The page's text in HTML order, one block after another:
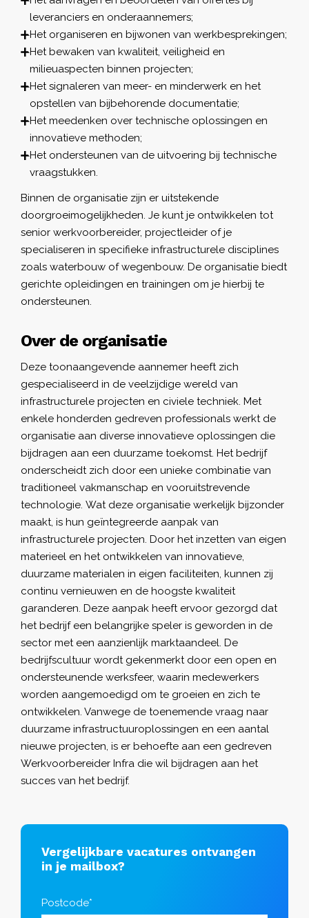
leveranciers en onderaannemers;
Het organiseren en bijwonen van werkbesprekingen;
Het bewaken van kwaliteit, veiligheid en
milieuaspecten binnen projecten;
Het signaleren van meer- en minderwerk en het
opstellen van bijbehorende documentatie;
Het meedenken over technische oplossingen en
innovatieve methoden;
Het ondersteunen van de uitvoering bij technische
vraagstukken.
Binnen de organisatie zijn er uitstekende
doorgroeimogelijkheden. Je kunt je ontwikkelen tot
senior werkvoorbereider, projectleider of je
specialiseren in specifieke infrastructurele disciplines
zoals waterbouw of wegenbouw. De organisatie biedt
gerichte opleidingen en trainingen om je hierbij te
ondersteunen.
Over de organisatie
Deze toonaangevende aannemer heeft zich
gespecialiseerd in de veelzijdige wereld van
infrastructurele projecten en civiele techniek. Met
enkele honderden gedreven professionals werkt de
organisatie aan diverse innovatieve oplossingen die
bijdragen aan een duurzame toekomst. Het bedrijf
onderscheidt zich door een unieke combinatie van
traditioneel vakmanschap en vooruitstrevende
technologie. Wat deze organisatie werkelijk bijzonder
maakt, is hun geïntegreerde aanpak van
infrastructurele projecten. Door het inzetten van eigen
materieel en het ontwikkelen van innovatieve,
duurzame materialen in eigen faciliteiten, kunnen zij
continu vernieuwen en de hoogste kwaliteit
garanderen. Deze aanpak heeft ervoor gezorgd dat
het bedrijf een belangrijke speler is geworden in de
sector met een aanzienlijk marktaandeel. De
bedrijfscultuur wordt gekenmerkt door een open en
ondersteunende werksfeer, waarin medewerkers
worden aangemoedigd om te groeien en zich te
ontwikkelen. Vanwege de toenemende vraag naar
duurzame infrastructuuroplossingen en een aantal
nieuwe projecten, is er behoefte aan een gedreven
Werkvoorbereider Infra die wil bijdragen aan het
succes van het bedrijf.
Vergelijkbare vacatures ontvangen
in je mailbox?
Postcode*